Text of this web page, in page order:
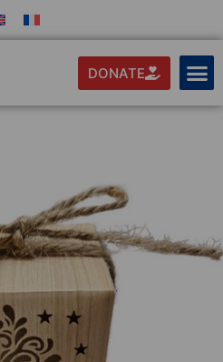
DONATE